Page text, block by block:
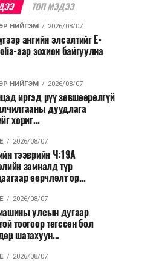
ТОП МЭДЭЭ
НИЙГЭМ 2026/08/07
ангийн элсэлтийг E-
аар зохион байгуулна
НИЙГЭМ 2026/08/07
иргэд рүү зөвшөөрөлгүй
дуудлага
хориг...
2026/08/07
тээврийн Ч:19А
замналд түр
өөрчлөлт ор...
2026/08/07
улсын дугаар
тоогоор төгссөн бол
шатахуун...
2026/08/07